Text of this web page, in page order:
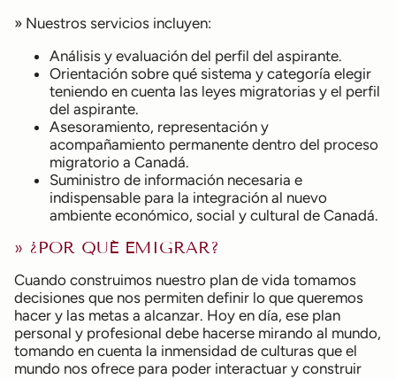
» Nuestros servicios incluyen:
Análisis y evaluación del perfil del aspirante.
Orientación sobre qué sistema y categoría elegir
teniendo en cuenta las leyes migratorias y el perfil
del aspirante.
Asesoramiento, representación y
acompañamiento permanente dentro del proceso
migratorio a Canadá.
Suministro de información necesaria e
indispensable para la integración al nuevo
ambiente económico, social y cultural de Canadá.
» ¿POR QUÉ EMIGRAR?
Cuando construimos nuestro plan de vida tomamos
decisiones que nos permiten definir lo que queremos
hacer y las metas a alcanzar. Hoy en día, ese plan
personal y profesional debe hacerse mirando al mundo,
tomando en cuenta la inmensidad de culturas que el
mundo nos ofrece para poder interactuar y construir